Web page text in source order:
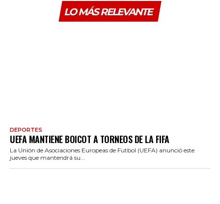
LO MÁS RELEVANTE
DEPORTES
UEFA MANTIENE BOICOT A TORNEOS DE LA FIFA
La Unión de Asociaciones Europeas de Futbol (UEFA) anunció este
jueves que mantendrá su...